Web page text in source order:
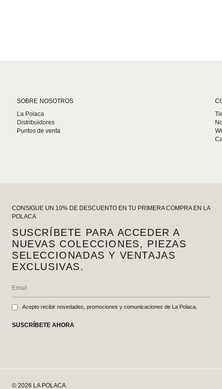
SOBRE NOSOTROS
La Polaca
Distribuidores
Puntos de venta
CONSIGUE UN 10% DE DESCUENTO EN TU PRIMERA COMPRA EN LA
POLACA
SUSCRÍBETE PARA ACCEDER A
NUEVAS COLECCIONES, PIEZAS
SELECCIONADAS Y VENTAJAS
EXCLUSIVAS.
Acepto recibir novedades, promociones y comunicaciones de La Polaca.
SUSCRÍBETE AHORA
© 2026 LA POLACA